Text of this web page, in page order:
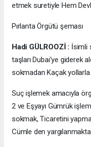
etmek suretiyle Hem
Pırlanta Örgütü şeması
Hadi GÜLROOZİ : İsimli
taşları Dubai'ye giderek
sokmadan Kaçak
Suç işlemek amacıyla
2 ve Eşyayı Gümrük
sokmak, Ticaretini
Cümle den